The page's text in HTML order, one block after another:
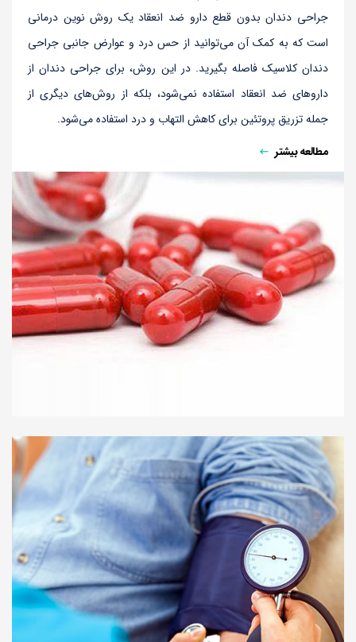
جراحی دندان بدون قطع دارو ضد انعقاد یک روش نوین درمانی
است که به کمک آن می‌توانید از حس درد و عوارض جانبی جراحی
دندان کلاسیک فاصله بگیرید. در این روش، برای جراحی دندان از
داروهای ضد انعقاد استفاده نمی‌شود، بلکه از روش‌های دیگری از
جمله تزریق پروتئین برای کاهش التهاب و درد استفاده می‌شود.
مطالعه بیشتر